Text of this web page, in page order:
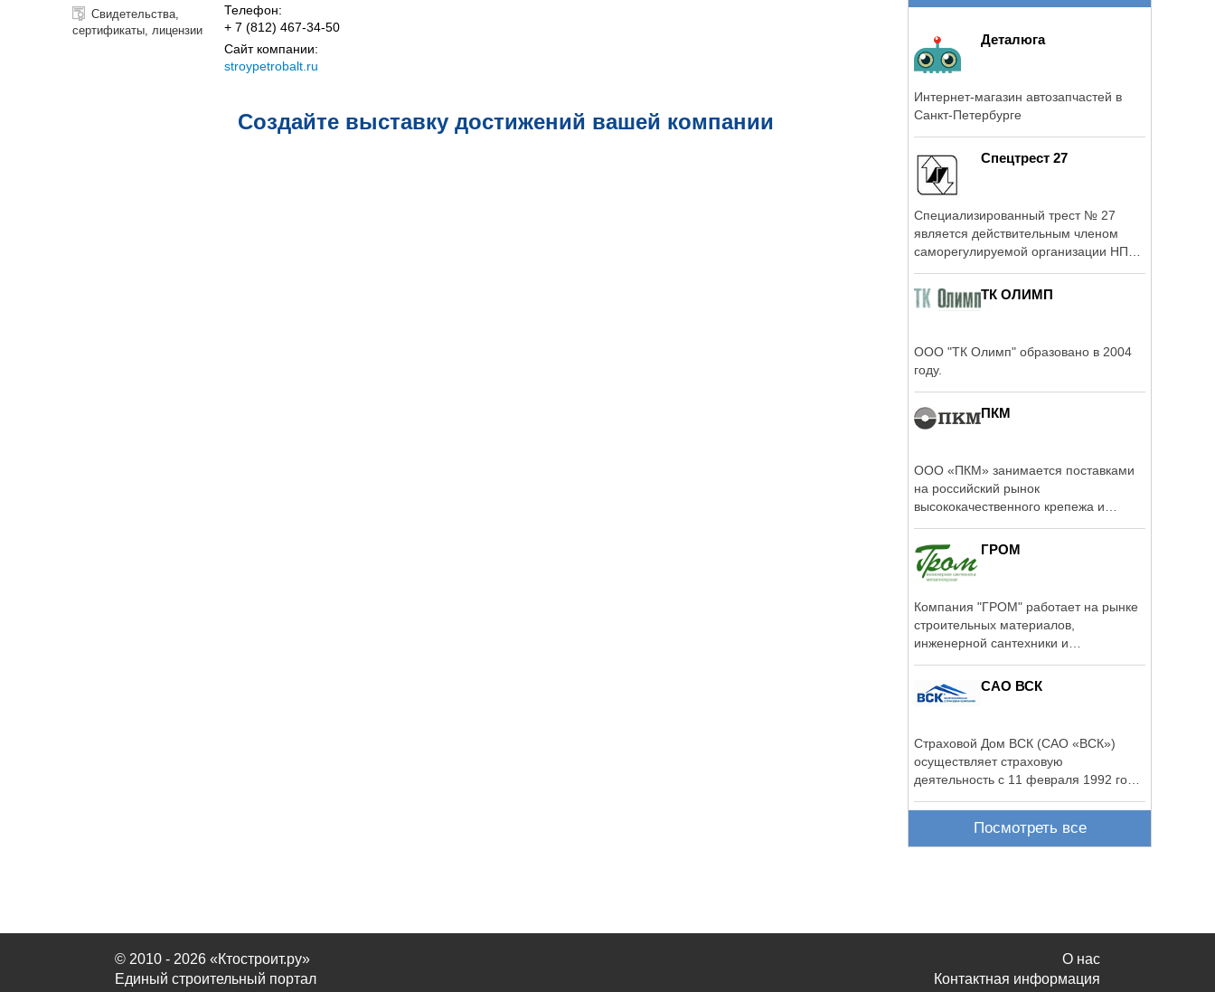
Свидетельства,
сертификаты, лицензии
Телефон:
+ 7 (812) 467-34-50
Сайт компании:
stroypetrobalt.ru
Создайте выставку достижений вашей компании
Деталюга
Интернет-магазин автозапчастей в
Санкт-Петербурге
Спецтрест 27
Специализированный трест № 27
является действительным членом
саморегулируемой организации НП
ТК ОЛИМП
ООО "ТК Олимп" образовано в 2004
году.
ПКМ
ООО «ПКМ» занимается поставками
на российский рынок
высококачественного крепежа и
ГРОМ
Компания "ГРОМ" работает на рынке
строительных материалов,
инженерной сантехники и
САО ВСК
Страховой Дом ВСК (САО «ВСК»)
осуществляет страховую
деятельность с 11 февраля 1992 года
Посмотреть все
© 2010 - 2026 «Ктостроит.ру»
Единый строительный портал
О нас
Контактная информация